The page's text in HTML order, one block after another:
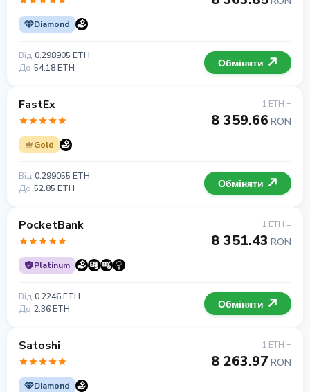
Diamond
Від 0.298905 ETH
До 54.18 ETH Обміняти
FastEx
Gold
1 ETH =
8 359.66 RON
Від 0.299055 ETH
До 52.85 ETH Обміняти
PocketBank
Platinum
1 ETH =
8 351.43 RON
Від 0.2246 ETH
До 2.36 ETH Обміняти
Satoshi
Diamond
1 ETH =
8 263.97 RON